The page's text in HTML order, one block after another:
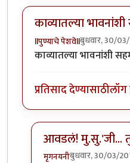
काव्यातल्या
llपुण्याचे पेशवेllबुधवार, 30/
काव्यातल्या भावनांशी
प्रतिसाद देण्यासाठी
आवडलं! मु.सु.'जी...
मृगनयनीबुधवार, 30/03/